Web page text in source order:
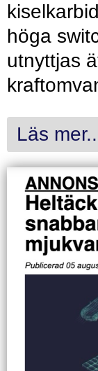
höga
utnyttjas
Läs